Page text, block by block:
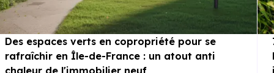
Des espaces verts en copropriété pour se
rafraîchir en Île-de-France : un atout anti
chaleur de l'immobilier neuf